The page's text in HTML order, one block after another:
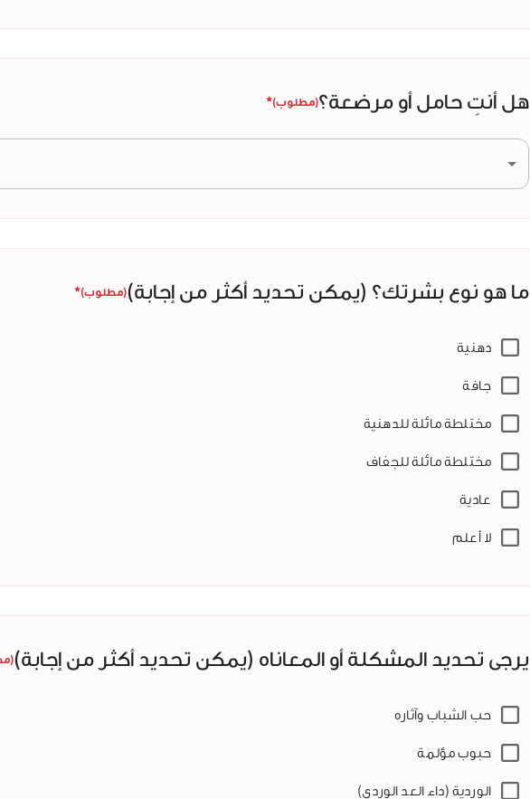
هل أنتِ حامل أو مرضعة؟ * (مطلوب)
ما هو نوع بشرتك؟ (يمكن تحديد أكثر من إجابة) * (مطلوب)
دهنية
جافة
مختلطة مائلة للدهنية
مختلطة مائلة للجفاف
عادية
لا أعلم
يرجى تحديد المشكلة أو المعاناه (يمكن تحديد أكثر من إجابة)(مطلوب)
حب الشباب وآثاره
حبوب مؤلمة
الوردية (داء العد الوردي)